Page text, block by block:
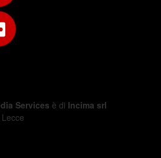
Services è di Incima srl